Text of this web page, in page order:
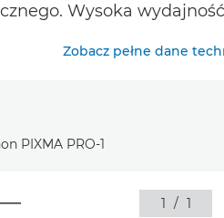
Wysoka
Zobacz pełne dane
1 / 1